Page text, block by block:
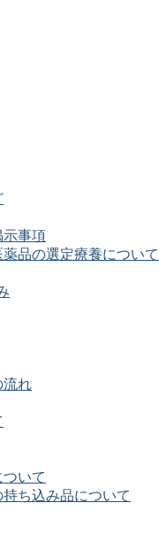
示事項
品の選定療養について
流れ
いて
ち込み品について